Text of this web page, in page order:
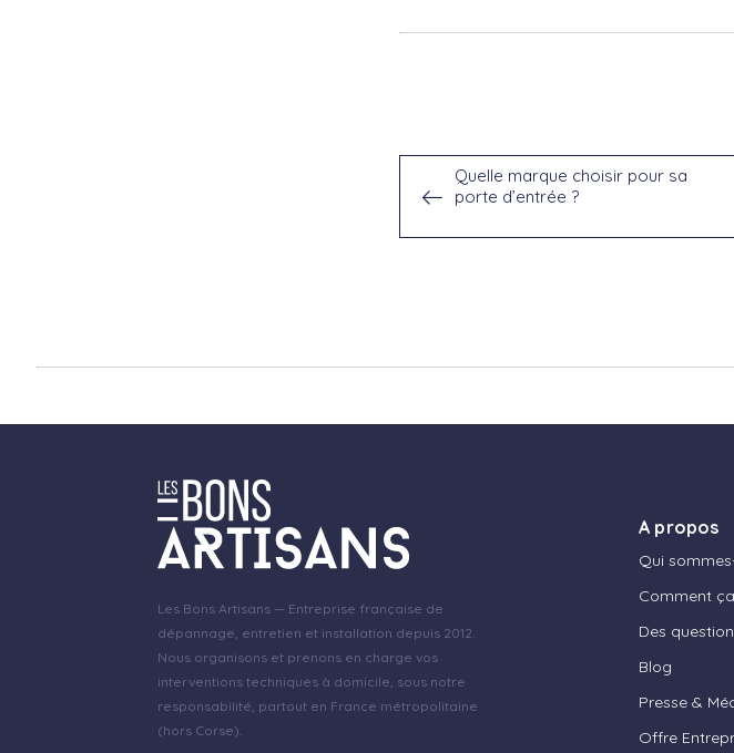
Quelle marque choisir pour sa
porte d’entrée ?
Les Bons Artisans — Entreprise française de
dépannage, entretien et installation depuis 2012.
Nous organisons et prenons en charge vos
interventions techniques à domicile, sous notre
responsabilité, partout en France métropolitaine
(hors Corse).
A propos
Qui
Comment
Des
Blog
Presse &
Offre